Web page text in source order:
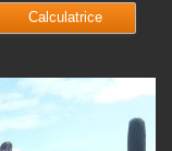
Calculatrice